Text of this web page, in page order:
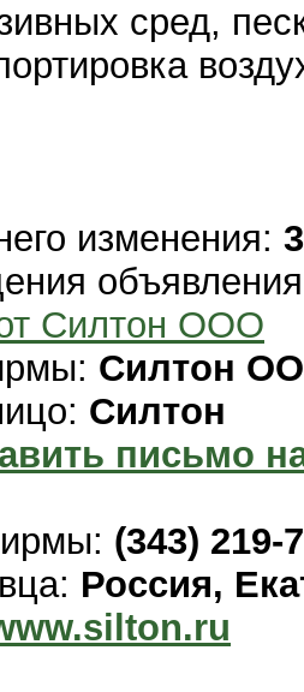
сред,
изменения:
Силтон ООО
Силтон
Силтон
письмо
(343) 219-
Россия,